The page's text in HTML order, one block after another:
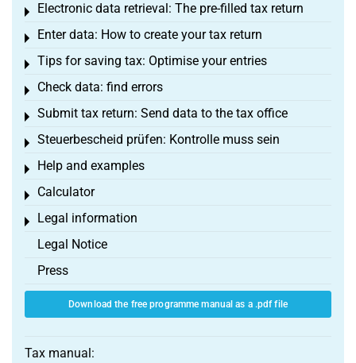
Electronic data retrieval: The pre-filled tax return
Toggle menu
Enter data: How to create your tax return
Toggle menu
Tips for saving tax: Optimise your entries
Toggle menu
Check data: find errors
Toggle menu
Submit tax return: Send data to the tax office
Toggle menu
Steuerbescheid prüfen: Kontrolle muss sein
Toggle menu
Help and examples
Toggle menu
Calculator
Toggle menu
Legal information
Toggle menu
Legal Notice
Press
Download the free programme manual as a .pdf file
Tax manual: